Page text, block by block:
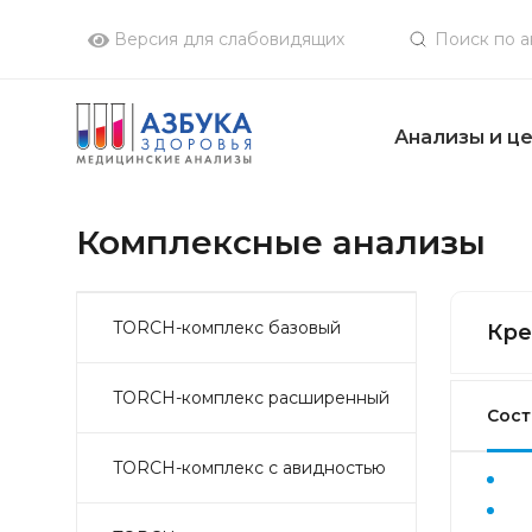
Версия для слабовидящих
Анализы и
Комплексные анализы
TORCH-комплекс базовый
TORCH-комплекс расширенный
TORCH-комплекс с авидностью